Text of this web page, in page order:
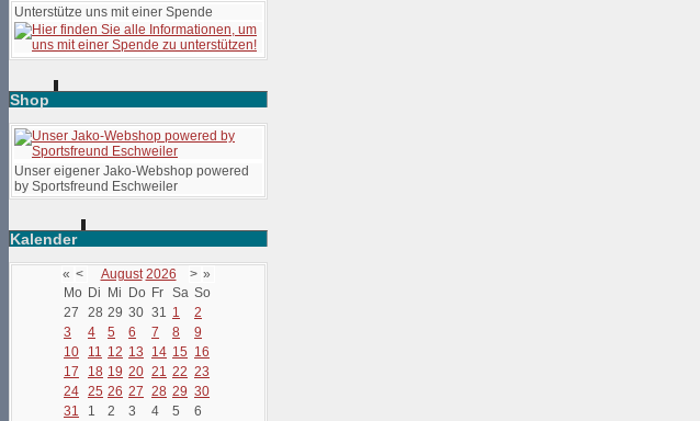
Unterstütze uns mit einer Spende
Shop
Unser eigener Jako-Webshop powered
by Sportsfreund Eschweiler
Kalender
« < August 2026 > »
Mo Di Mi Do Fr Sa So
27
28 29 30 31 1
2
3
4 5 6 7 8
9
10
11 12 13 14 15 16
17
18 19 20 21 22 23
24 25 26 27 28 29 30
31
1 2 3 4 5
6